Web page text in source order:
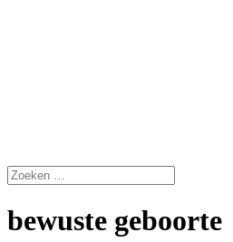
bewuste geboorte